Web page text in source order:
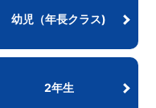
幼児（年長クラス)
2年生